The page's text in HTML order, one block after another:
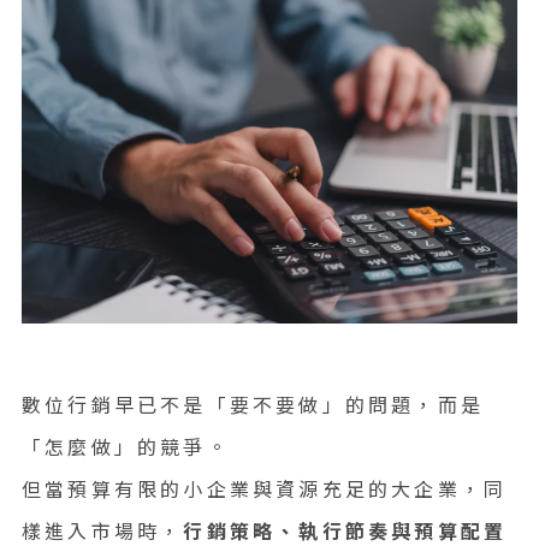
數位行銷早已不是「要不要做」的問題，而是
「怎麼做」的競爭。
但當預算有限的小企業與資源充足的大企業，同
樣進入市場時，行銷策略、執行節奏與預算配置